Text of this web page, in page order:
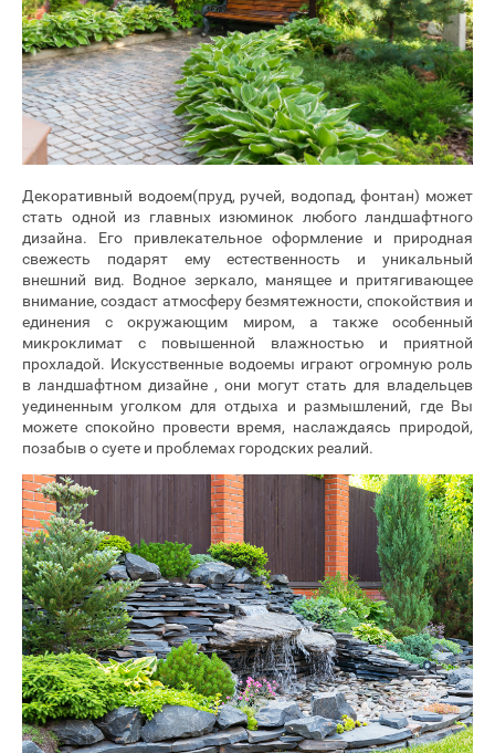
Декоративный водоем(пруд, ручей, водопад, фонтан) может
стать одной из главных изюминок любого ландшафтного
дизайна. Его привлекательное оформление и природная
свежесть подарят ему естественность и уникальный
внешний вид. Водное зеркало, манящее и притягивающее
внимание, создаст атмосферу безмятежности, спокойствия и
единения с окружающим миром, а также особенный
микроклимат с повышенной влажностью и приятной
прохладой. Искусственные водоемы играют огромную роль
в ландшафтном дизайне , они могут стать для владельцев
уединенным уголком для отдыха и размышлений, где Вы
можете спокойно провести время, наслаждаясь природой,
позабыв о суете и проблемах городских реалий.